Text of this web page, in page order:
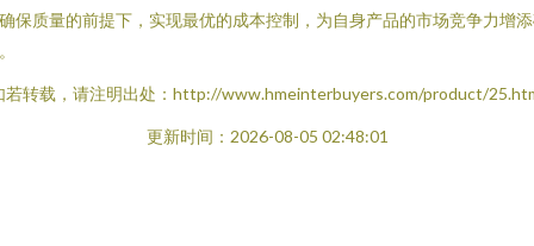
保质量的前提下，实现最优的成本控制，为自身产品的市场竞争力增
若转载，请注明出处：http://www.hmeinterbuyers.com/product/
更新时间：2026-08-05 02:48:01